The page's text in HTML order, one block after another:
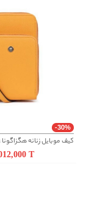
-30%
6,012,000